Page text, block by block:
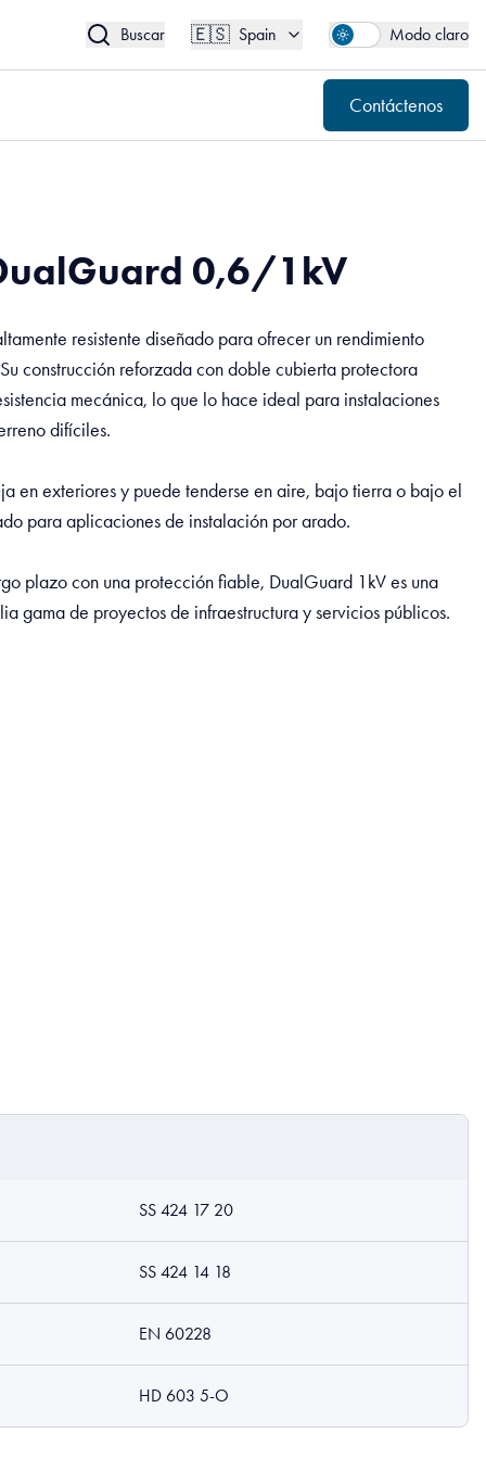
Buscar 🇪🇸 Spain Modo claro
Contáctenos
Spain Contáctenos
0,6/1kV
resistente diseñado para ofrecer un rendimiento
construcción reforzada con doble cubierta protectora
mecánica, lo que lo hace ideal para instalaciones
difíciles.
en exteriores y puede tenderse en aire, bajo tierra o bajo el
para aplicaciones de instalación por arado.
plazo con una protección fiable, DualGuard 1kV es una
gama de proyectos de infraestructura y servicios públicos.
SS 424 17 20
SS 424 14 18
EN 60228
HD 603 5-O